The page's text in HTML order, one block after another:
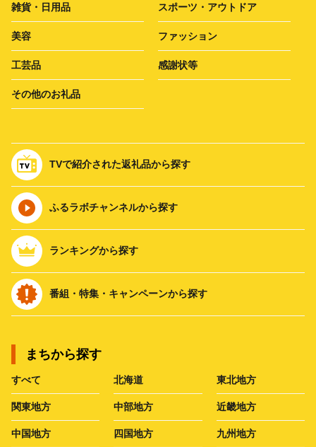
雑貨・日用品 スポーツ・アウトドア
美容 ファッション
工芸品 感謝状等
その他のお礼品
TVで紹介された返礼品から探す
ふるラボチャンネルから探す
ランキングから探す
番組・特集・キャンペーンから探す
まちから探す
すべて 北海道 東北地方
関東地方 中部地方 近畿地方
中国地方 四国地方 九州地方